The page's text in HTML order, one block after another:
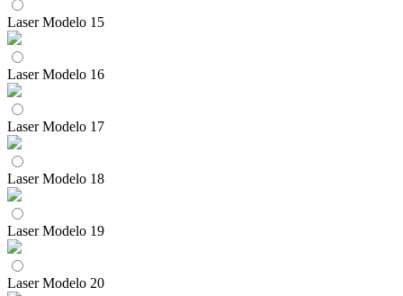
Laser Modelo 15
Laser Modelo 16
Laser Modelo 17
Laser Modelo 18
Laser Modelo 19
Laser Modelo 20